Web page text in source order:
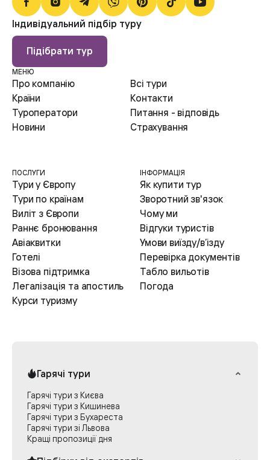
Індивідуальний підбір туру
Підібрати тур
ПОСЛУГИ
Тури у Європу
Тури по країнам
Виліт з Європи
Раннє бронювання
Авіаквитки
Готелі
Візова підтримка
Легалізація та апостиль
Курси туризму
ІНФОРМАЦІЯ
Як купити тур
Зворотний зв'язок
Чому ми
Відгуки туристів
Умови виїзду/в’ізду
Перевірка документів
Табло вильотів
Погода
МЕНЮ
Про компанію
Всі тури
Країни
Контакти
Туроператори
Питання - відповідь
Новини
Страхування
Гарячі тури
Гарячі тури з Києва
Гарячі тури з Кишинева
Гарячі тури з Бухареста
Гарячі тури зі Львова
Кращі пропозиції дня